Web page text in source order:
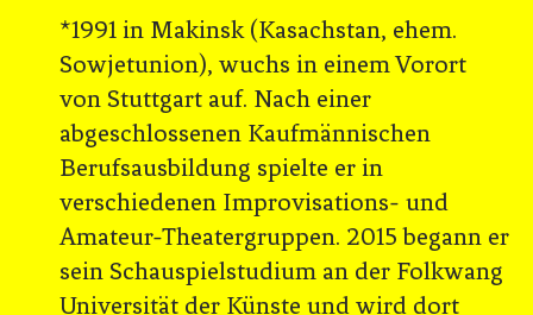
*1991 in Makinsk (Kasachstan, ehem.
Sowjetunion), wuchs in einem Vorort
von Stuttgart auf. Nach einer
abgeschlossenen Kaufmännischen
Berufsausbildung spielte er in
verschiedenen Improvisations- und
Amateur-Theatergruppen. 2015 begann er
sein Schauspielstudium an der Folkwang
Universität der Künste und wird dort